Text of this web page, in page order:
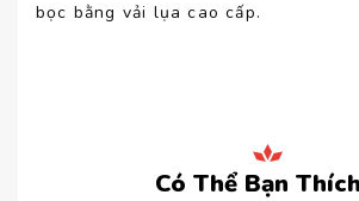
bọc bằng vải lụa cao cấp.
Có Thể Bạn